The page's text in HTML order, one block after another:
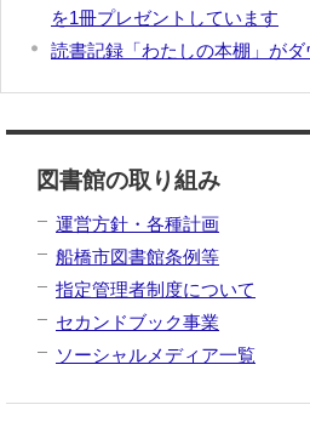
を1冊プレゼントしています
読書記録「わたしの本棚」がダ
図書館の取り組み
運営方針・各種計画
船橋市図書館条例等
指定管理者制度について
セカンドブック事業
ソーシャルメディア一覧